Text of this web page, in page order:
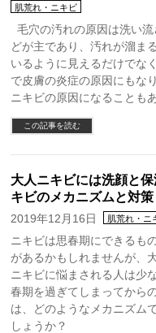
肌荒れ・ニキビ
毛穴の汚れの原因は洗い
どが主であり、汚れが溜ま
いるように見えるだけでな
で皮膚の炎症の原因にもな
ニキビの原因になることも
この記事を読む
大人ニキビには洗顔と
キビのメカニズムと対策
2019年12月16日 肌荒れ・ニ
ニキビは思春期にできるも
があるかもしれませんが、
ニキビに悩まされる人は少
春期を過ぎてしまってから
は、どのようなメカニズム
しょうか？